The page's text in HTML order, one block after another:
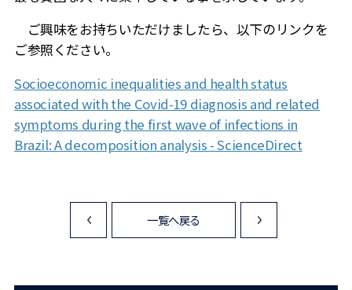
ご興味をお持ちいただけましたら、以下のリンクを
ご参照ください。
Socioeconomic inequalities and health status
associated with the Covid-19 diagnosis and related
symptoms during the first wave of infections in
Brazil: A decomposition analysis - ScienceDirect
<
一覧へ戻る